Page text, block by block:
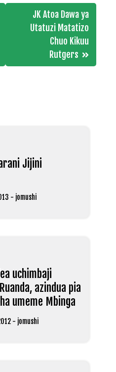
JK Atoa Dawa ya
Utatuzi Matatizo
Chuo Kikuu
Rutgers
Jijini
- jomushi
uchimbaji
azindua pia
umeme Mbinga
- jomushi